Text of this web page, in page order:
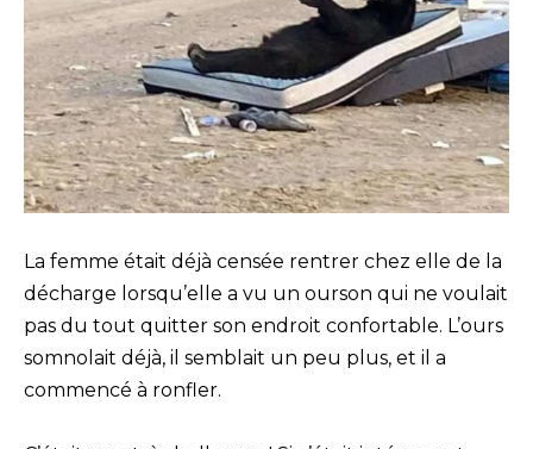
La femme était déjà censée rentrer chez elle de la
décharge lorsqu’elle a vu un ourson qui ne voulait
pas du tout quitter son endroit confortable. L’ours
somnolait déjà, il semblait un peu plus, et il a
commencé à ronfler.